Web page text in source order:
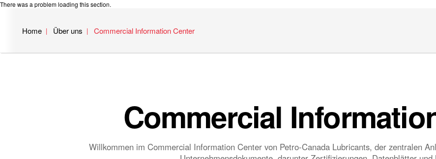
There was a problem loading this section.
Home Über uns Commercial Information Center
Commercial
Willkommen im Commercial Information Center von Petro-Canada Lubricants, der zentralen